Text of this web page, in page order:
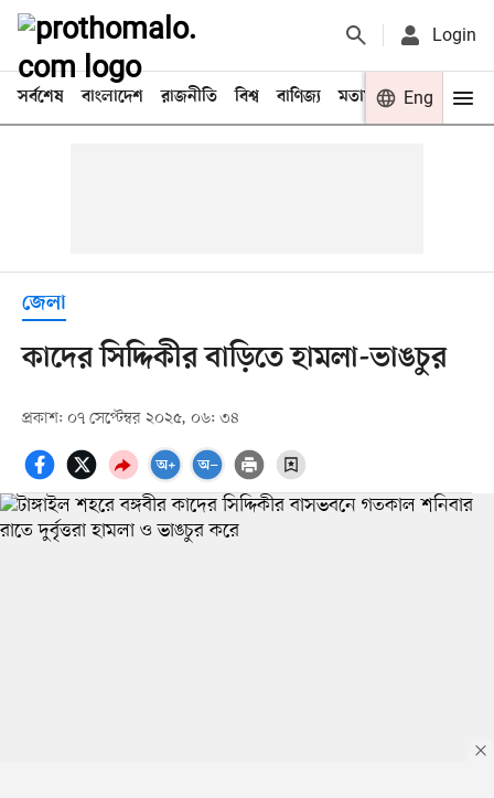
Login
সর্বশেষ বাংলাদেশ রাজনীতি বিশ্ব বাণিজ্য মতামত খেলা
Eng
জেলা
কাদের সিদ্দিকীর বাড়িতে হামলা-ভাঙচুর
প্রকাশ: ০৭ সেপ্টেম্বর ২০২৫, ০৬: ৩৪